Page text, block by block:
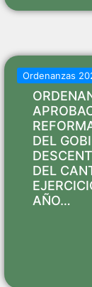
Ordenanzas
DEL
DEL
AÑO…